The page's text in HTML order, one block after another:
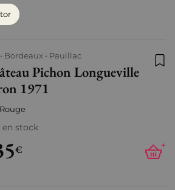
Bordeaux Pauillac
Pichon Longueville
1971
Rouge
en stock
€ +